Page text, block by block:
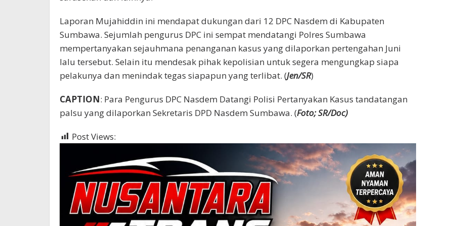
Laporan Mujahiddin ini mendapat dukungan dari 12 DPC Nasdem di Kabupaten
Sumbawa. Sejumlah pengurus DPC ini sempat mendatangi Polres Sumbawa
mempertanyakan sejauhmana penanganan kasus yang dilaporkan pertengahan Juni
lalu tersebut. Selain itu mendesak pihak kepolisian untuk segera mengungkap siapa
pelakunya dan menindak tegas siapapun yang terlibat. (Jen/SR)
CAPTION: Para Pengurus DPC Nasdem Datangi Polisi Pertanyakan Kasus tandatangan
palsu yang dilaporkan Sekretaris DPD Nasdem Sumbawa. (Foto; SR/Doc)
Post Views: